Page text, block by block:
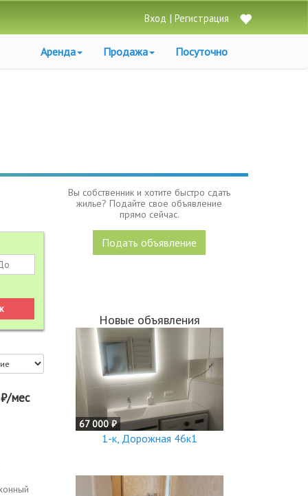
Вход | Регистрация
Аренда Продажа Посуточно
₽/мес
Вы собственник и хотите быстро сдать
жилье? Подайте свое объявление
прямо сейчас.
Подать объявление
Новые объявления
67 000 ₽
1-к, Дорожная 46к1